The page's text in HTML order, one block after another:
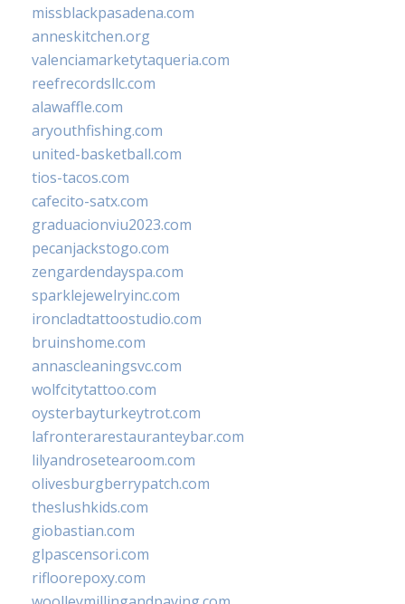
missblackpasadena.com
anneskitchen.org
valenciamarketytaqueria.com
reefrecordsllc.com
alawaffle.com
aryouthfishing.com
united-basketball.com
tios-tacos.com
cafecito-satx.com
graduacionviu2023.com
pecanjackstogo.com
zengardendayspa.com
sparklejewelryinc.com
ironcladtattoostudio.com
bruinshome.com
annascleaningsvc.com
wolfcitytattoo.com
oysterbayturkeytrot.com
lafronterarestauranteybar.com
lilyandrosetearoom.com
olivesburgberrypatch.com
theslushkids.com
giobastian.com
glpascensori.com
rifloorepoxy.com